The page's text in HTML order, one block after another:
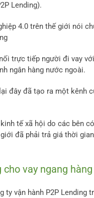
Lending).
4.0 trên thế giới nói
trực tiếp người đi vay với
ngân hàng nước ngoài.
đây đã tạo ra một kênh
tế xã hội do các bên có
đã phải trả giá thời gian
vay ngang hàng
vận hành P2P Lending